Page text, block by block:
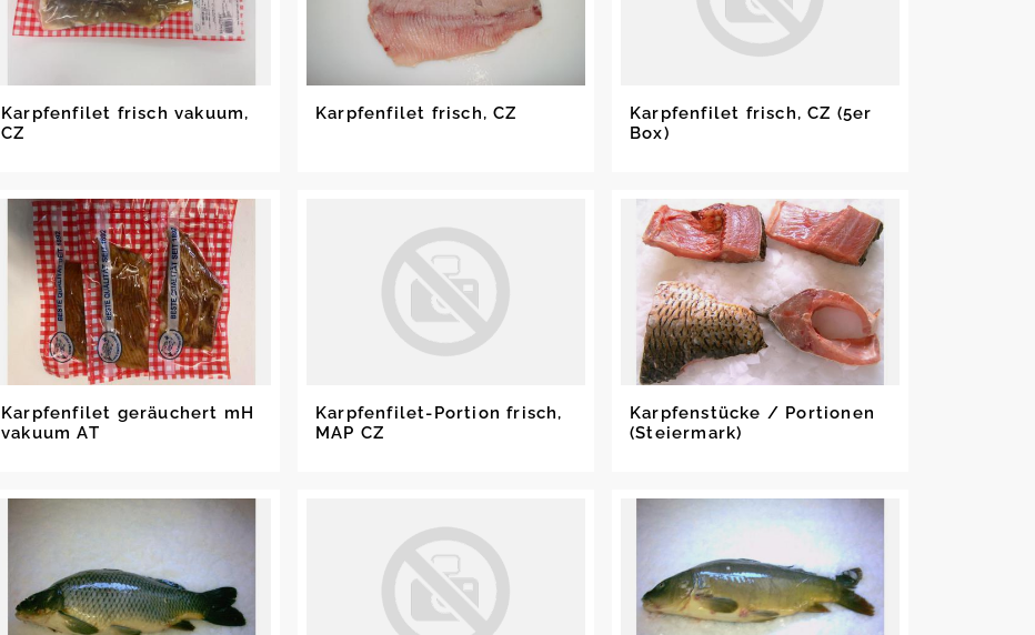
Karpfenfilet frisch vakuum,
CZ
Karpfenfilet frisch, CZ
Karpfenfilet frisch, CZ (5er
Box)
Karpfenfilet geräuchert mH
vakuum AT
Karpfenfilet-Portion frisch,
MAP CZ
Karpfenstücke / Portionen
(Steiermark)